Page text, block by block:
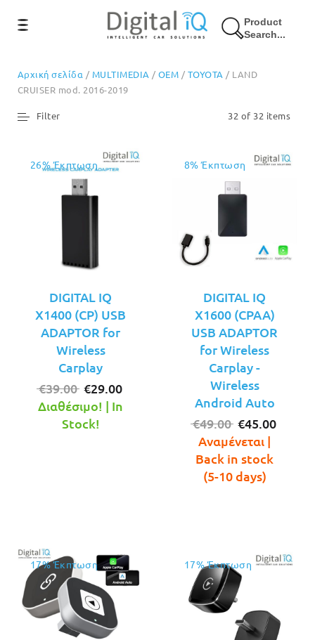
Product
Search...
Αρχική σελίδα / MULTIMEDIA / OEM / TOYOTA / LAND
CRUISER mod. 2016-2019
32 of 32 items
Filter
26% Έκπτωση
DIGITAL IQ
X1400 (CP) USB
ADAPTOR for
Wireless
Carplay
€39.00 Original
price
was:
€29.00
Διαθέσιμο! | In
Stock!
8% Έκπτωση
DIGITAL IQ
X1600 (CPAA)
USB ADAPTOR
for Wireless
Carplay -
Wireless
Android Auto
€49.00 Original
price
was:
€49.00.
€45.00
Αναμένεται |
Back in stock
(5-10 days)
17% Έκπτωση 17% Έκπτωση